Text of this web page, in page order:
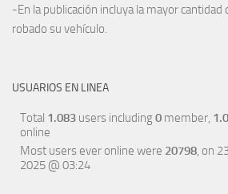
-En la publicación incluya la mayor
robado su vehículo.
USUARIOS EN LINEA
Total 1.083 users including0 member,
online
Most users ever online were 20798, on
2025 @ 03:24